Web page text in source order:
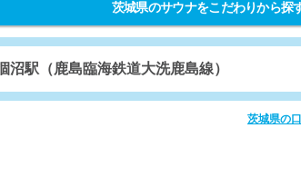
茨城県のサウナをこだわりから探
茨城県の